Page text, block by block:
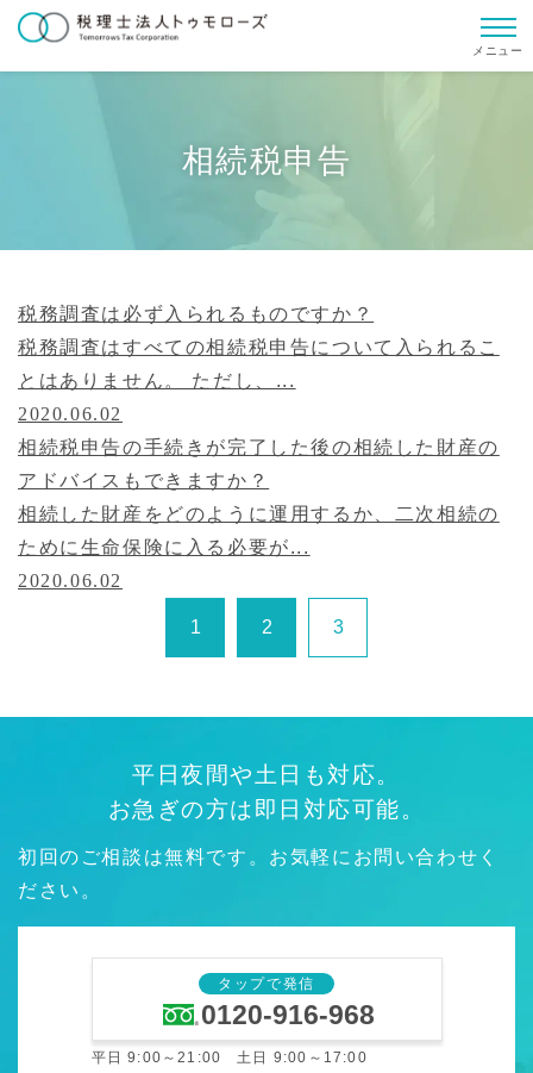
メニュー
相続税申告
税務調査は必ず入られるものですか？
税務調査はすべての相続税申告について入られるこ
とはありません。 ただし、...
2020.06.02
相続税申告の手続きが完了した後の相続した財産の
アドバイスもできますか？
相続した財産をどのように運用するか、二次相続の
ために生命保険に入る必要が...
2020.06.02
1 2 3
平日夜間や土日も対応。
お急ぎの方は即日対応可能。
初回のご相談は無料です。お気軽にお問い合わせく
ださい。
タップで発信
0120-916-968
平日 9:00～21:00 土日 9:00～17:00